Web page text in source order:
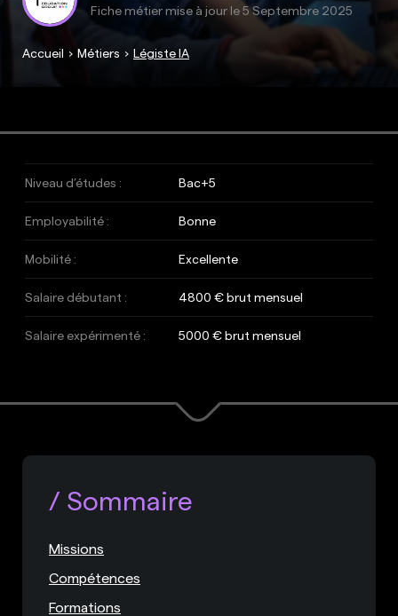
Fiche métier mise à jour le5 Septembre 2025
Accueil Métiers Légiste IA
Niveau d’études : Bac+5
Employabilité : Bonne
Mobilité : Excellente
Salaire débutant : 4800 € brut mensuel
Salaire expérimenté : 5000 € brut mensuel
Sommaire
Missions
Compétences
Formations